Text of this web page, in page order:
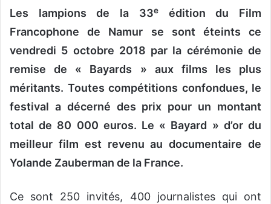
r
i
e
l
Les lampions de la 33eédition du Film
Francophone de Namur se sont éteints ce
vendredi 5 octobre 2018 par la cérémonie de
remise de « Bayards » aux films les plus
méritants. Toutes compétitions confondues, le
festival a décerné des prix pour un montant
total de 80 000 euros. Le « Bayard » d’or du
meilleur film est revenu au documentaire de
Yolande Zauberman de la France.
Ce sont 250 invités, 400 journalistes qui ont